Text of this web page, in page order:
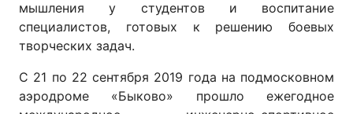
мышления у студентов и воспитание
специалистов, готовых к решению боевых
творческих задач.
С 21 по 22 сентября 2019 года на подмосковном
аэродроме «Быково» прошло ежегодное